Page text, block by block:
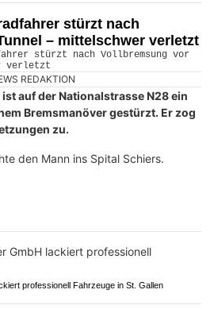
stürzt nach
– mittelschwer verletzt
REDAKTION
auf der Nationalstrasse N28 ein
Bremsmanöver gestürzt. Er zog
zu.
den Mann ins Spital Schiers.
professionell Fahrzeuge in St. Gallen